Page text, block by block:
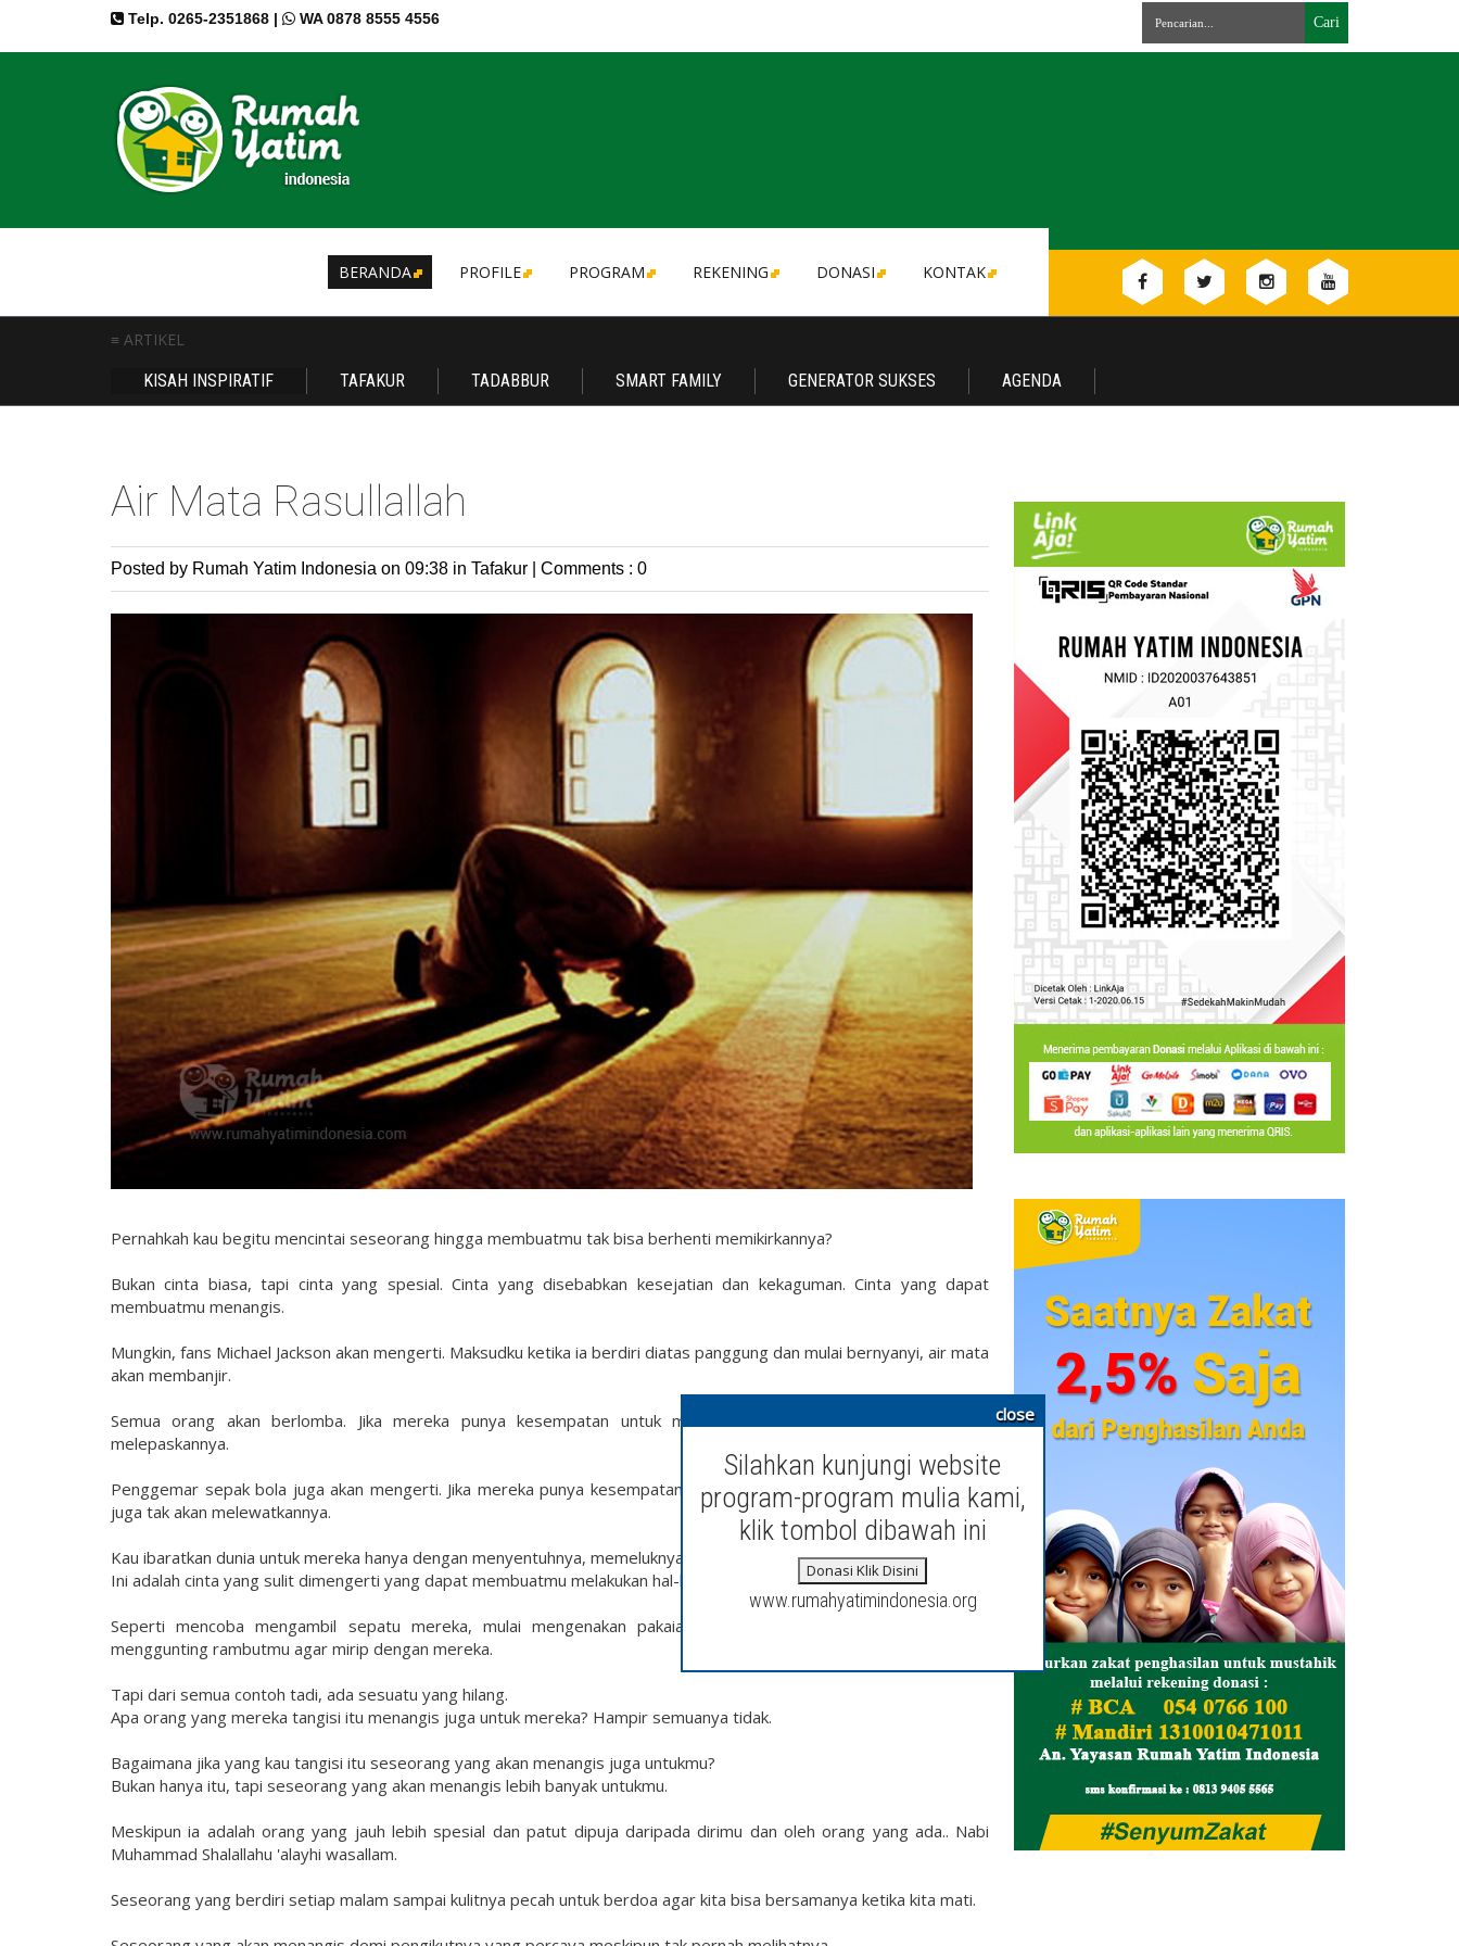
close
Silahkan kunjungi website
program-program mulia kami,
klik tombol dibawah ini
Donasi Klik Disini
www.rumahyatimindonesia.org
Telp. 0265-2351868 | WA 0878 8555 4556
BERANDA PROFILE PROGRAM REKENING DONASI KONTAK
≡ ARTIKEL
KISAH INSPIRATIF
TAFAKUR TADABBUR SMART FAMILY GENERATOR SUKSES AGENDA
Air Mata Rasullallah
Posted by Rumah Yatim Indonesia on 09:38 in Tafakur Comments : 0
Pernahkah kau begitu mencintai seseorang hingga membuatmu tak bisa berhenti memikirkannya?
Bukan cinta biasa, tapi cinta yang spesial. Cinta yang disebabkan kesejatian dan kekaguman. Cinta yang dapat
membuatmu menangis.
Mungkin, fans Michael Jackson akan mengerti. Maksudku ketika ia berdiri diatas panggung dan mulai bernyanyi, air mata
akan membanjir.
Semua orang akan berlomba. Jika mereka punya kesempatan untuk memeluknya, mungkin mereka tak akan
melepaskannya.
Penggemar sepak bola juga akan mengerti. Jika mereka punya kesempatan untuk bertemu pemain idolanya mereka
juga tak akan melewatkannya.
Kau ibaratkan dunia untuk mereka hanya dengan menyentuhnya, memeluknya, atau menciumnya.
Ini adalah cinta yang sulit dimengerti yang dapat membuatmu melakukan hal-hal yang sulit dimengerti juga.
Seperti mencoba mengambil sepatu mereka, mulai mengenakan pakaian dengan nama mereka, atau bahkan
menggunting rambutmu agar mirip dengan mereka.
Tapi dari semua contoh tadi, ada sesuatu yang hilang.
Apa orang yang mereka tangisi itu menangis juga untuk mereka? Hampir semuanya tidak.
Bagaimana jika yang kau tangisi itu seseorang yang akan menangis juga untukmu?
Bukan hanya itu, tapi seseorang yang akan menangis lebih banyak untukmu.
Meskipun ia adalah orang yang jauh lebih spesial dan patut dipuja daripada dirimu dan oleh orang yang ada.. Nabi
Muhammad Shalallahu 'alayhi wasallam.
Seseorang yang berdiri setiap malam sampai kulitnya pecah untuk berdoa agar kita bisa bersamanya ketika kita mati.